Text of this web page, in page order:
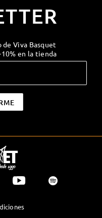
Viva Basquet
en la tienda